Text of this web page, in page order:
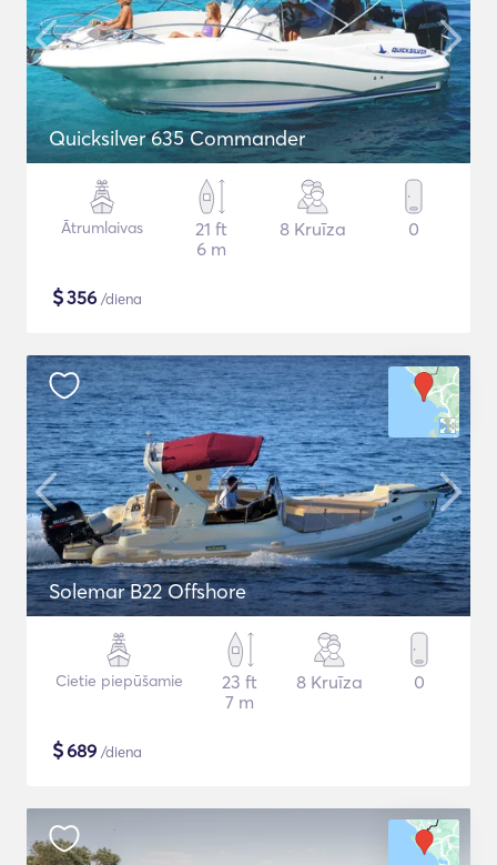
Quicksilver 635 Commander
Ātrumlaivas
21 ft
6 m
8 Kruīza 0
$356 /diena
Solemar B22 Offshore
Cietie piepūšamie
23 ft
7 m
8 Kruīza 0
$689 /diena